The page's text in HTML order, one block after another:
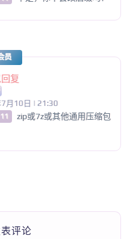
员
复
月10日 | 21:30
zip或7z或其他通用压缩包
评论